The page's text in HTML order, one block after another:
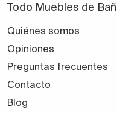
Todo Muebles de
Quiénes somos
Opiniones
Preguntas frecuentes
Contacto
Blog